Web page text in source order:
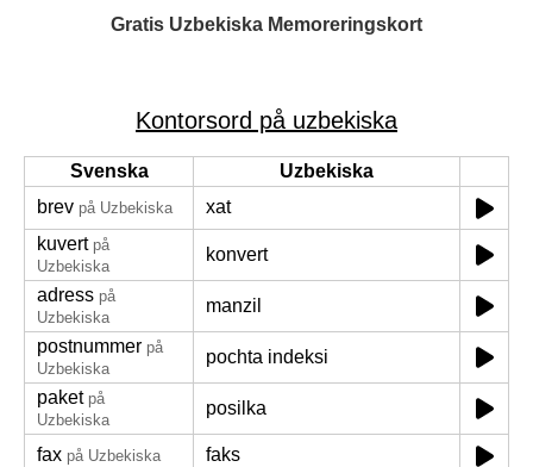
Gratis Uzbekiska Memoreringskort
Kontorsord på uzbekiska
Svenska
Uzbekiska
brev på Uzbekiska
xat
kuvert på
Uzbekiska
konvert
adress på
Uzbekiska
manzil
postnummer på
Uzbekiska
pochta indeksi
paket på
Uzbekiska
posilka
fax på Uzbekiska faks